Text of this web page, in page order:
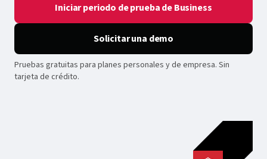
Iniciar periodo de prueba de Business
Solicitar una demo
Pruebas gratuitas para planes personales y de empresa. Sin
tarjeta de crédito.